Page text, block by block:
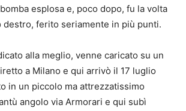
esplosa e, poco dopo, fu la volta
destro, ferito seriamente in più punti.
alla meglio, venne caricato su un
a Milano e qui arrivò il 17 luglio
in un piccolo ma attrezzatissimo
angolo via Armorari e qui subì